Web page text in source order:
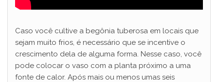
Caso você cultive a begônia tuberosa em locais que
sejam muito frios, é necessário que se incentive o
crescimento dela de alguma forma. Nesse caso, você
pode colocar o vaso com a planta próximo a uma
fonte de calor. Após mais ou menos umas seis